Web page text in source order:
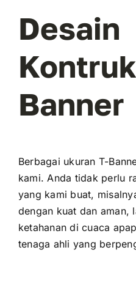
Desain
Banner
Berbagai ukuran T-
kami. Anda tidak perlu
yang kami buat,
dengan kuat dan aman,
ketahanan di cuaca
tenaga ahli yang